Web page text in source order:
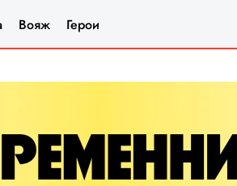
Вояж Герои